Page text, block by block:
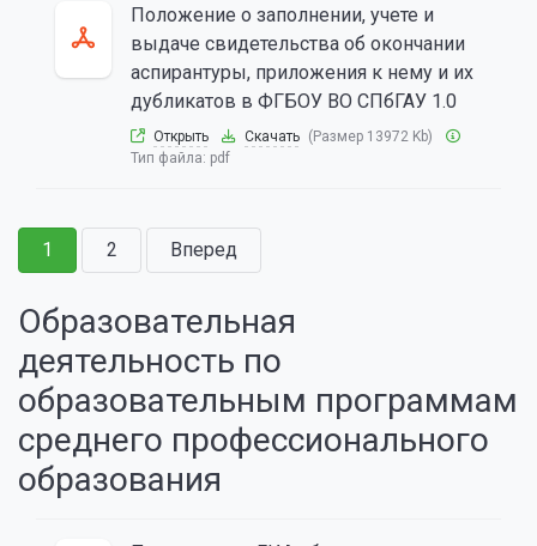
Положение о заполнении, учете и
выдаче свидетельства об окончании
аспирантуры, приложения к нему и их
дубликатов в ФГБОУ ВО СПбГАУ 1.0
Открыть Скачать (Размер 13972 Kb)
Тип файла: pdf
1 2 Вперед
Образовательная
деятельность по
образовательным программам
среднего профессионального
образования